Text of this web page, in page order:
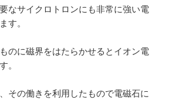
なサイクロトロンにも非常に強い電
す。
のに磁界をはたらかせるとイオン電
。
その働きを利用したもので電磁石に